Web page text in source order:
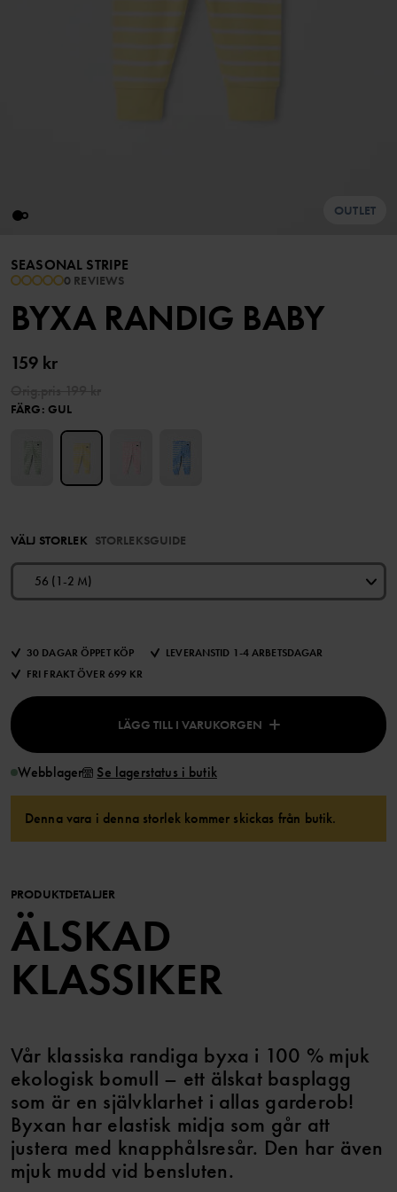
OUTLET
SEASONAL STRIPE
0 REVIEWS
BYXA RANDIG BABY
159 kr
FÄRG: GUL
VÄLJ STORLEK STORLEKSGUIDE
56 (1-2 M)
30 DAGAR ÖPPET KÖP
LEVERANSTID 1-4 ARBETSDAGAR
FRI FRAKT ÖVER 699 KR
LÄGG TILL I VARUKORGEN
Webblager Se lagerstatus i butik
Denna vara i denna storlek kommer skickas från butik.
PRODUKTDETALJER
ÄLSKAD
KLASSIKER
Vår klassiska randiga byxa i 100 % mjuk
ekologisk bomull – ett älskat basplagg
som är en självklarhet i allas garderob!
Byxan har elastisk midja som går att
justera med knapphålsresår. Den har även
mjuk mudd vid bensluten.